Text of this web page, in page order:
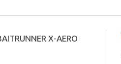
X-AERO